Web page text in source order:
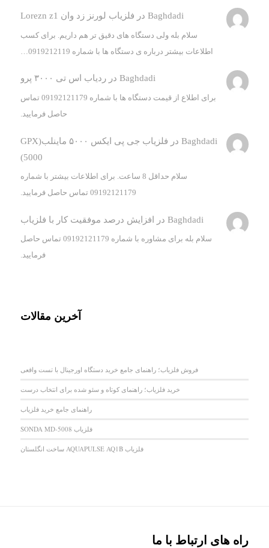
Baghdadi در فلزیاب لورنز زد وان Lorezn z1
سلام بله ولی دستگاه های دقیق تر هم داریم. برای کسب
اطلاعات بیشتر درباره ی دستگاه ها با شماره 0919212119…
Baghdadi درردیاب اس تی ۳۰۰۰ پرو
برای اطلاع از قیمت دستگاه ها با شماره 09192121179 تماس
حاصل فرمایید.
Baghdadi در
فلزیاب جی پی ایکس ۵۰۰۰ ماینلب(GPX
5000)
سلام حداقل 8 ساعت. برای اطلاعات بیشتر با شماره
09192121179 تماس حاصل فرمایید.
Baghdadi در افزایش درصد موفقیت کار با فلزیاب
سلام بله برای مشاوره با شماره 09192121179 تماس حاصل
فرمایید.
آخرین مقالات
فروش فلزیاب؛ راهنمای جامع خرید دستگاه اورجینال با تست واقعی
خرید فلزیاب؛ راهنمای کوتاه و سئو شده برای انتخاب درست
راهنمای جامع خرید فلزیاب
فلزیاب SONDA MD-5008
فلزیاب AQUAPULSE AQ1B ساخت انگلستان
راه های ارتباط با ما